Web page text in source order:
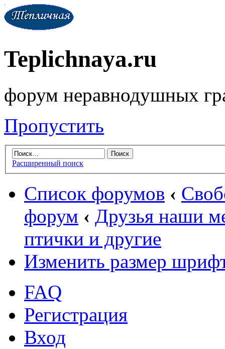
Teplichnaya.ru
форум неравнодушных
Пропустить
Расширенный поиск
Список форумов ‹
форум ‹ Друзья наши
птички и другие
Изменить размер
FAQ
Регистрация
Вход